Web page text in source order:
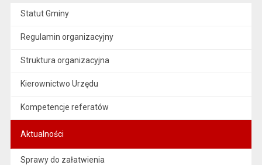
Statut Gminy
Regulamin organizacyjny
Struktura organizacyjna
Kierownictwo Urzędu
Kompetencje referatów
Aktualności
Sprawy do załatwienia